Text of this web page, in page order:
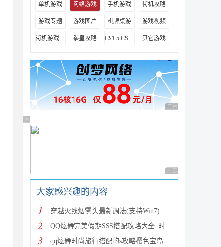
单机游戏 网络游戏 手机游戏 街机攻略
游戏专题 游戏图片 棋牌桌游 游戏视频
街机游戏出招表 拳皇攻略 CS1.5 CS1.6攻略 其它游戏
广告 商业广告，理性
广告 商业广告，理性选择
广告 商业广告，理性
大家感兴趣的内容
1 穿越火线烟雾头最新调法(支持Win7)图文攻略
2 QQ炫舞完美假期SSS搭配攻略大全_时尚旅行完美假期1-15
3 qq炫舞时尚旅行搭配的s攻略樱色宝岛